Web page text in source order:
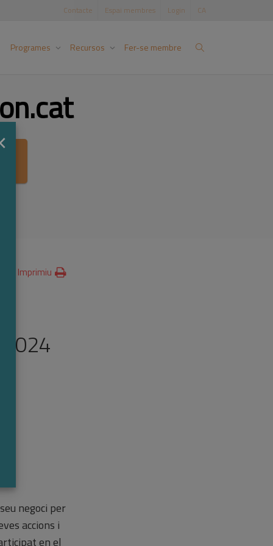
Contacte Espai membres Login CA
Programes Recursos Fer-se membre
Imprimiu
negoci per
accions i
en el